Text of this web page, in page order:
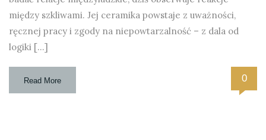
między szkliwami. Jej ceramika powstaje z uważności,
ręcznej pracy i zgody na niepowtarzalność – z dala od
logiki […]
Read More 0